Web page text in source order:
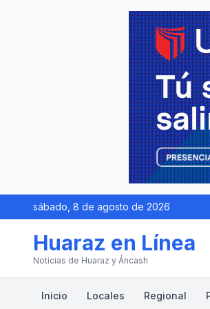
sábado, 8 de agosto de 2026
Huaraz en Línea
Noticias de Huaraz y Áncash
Inicio Locales Regional